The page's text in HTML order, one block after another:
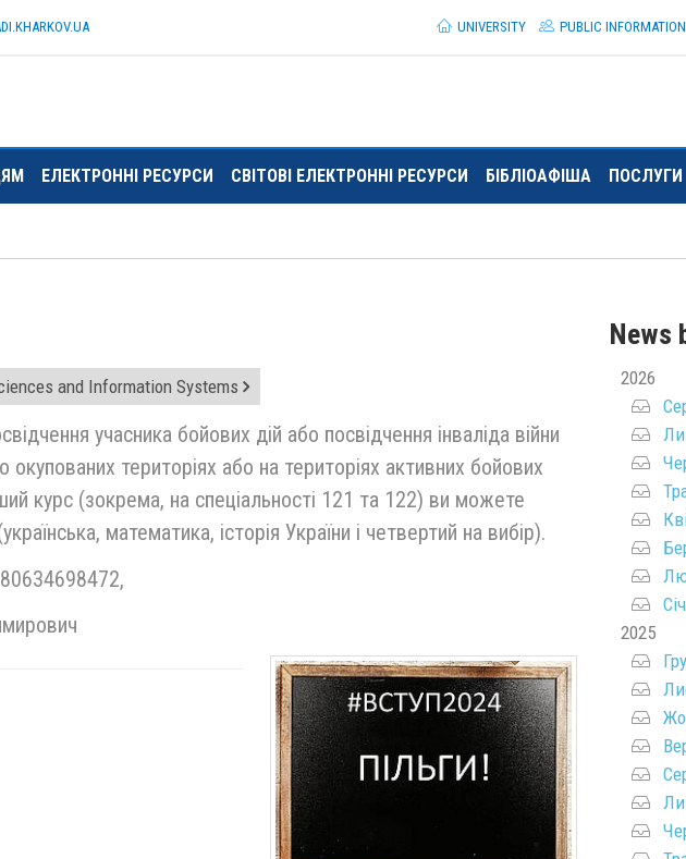
UA
UNIVERSITY
PUBLIC INFORMATION
ЕЛЕКТРОННІ РЕСУРСИ СВІТОВІ ЕЛЕКТРОННІ РЕСУРСИ БІБЛІОАФІША ПОСЛУГИ
and Information Systems
учасника бойових дій або посвідчення інваліда війни
територіях або на територіях активних бойових
курс (зокрема, на спеціальності 121 та 122) ви можете
математика, історія України і четвертий на вибір).
News
2026
2025